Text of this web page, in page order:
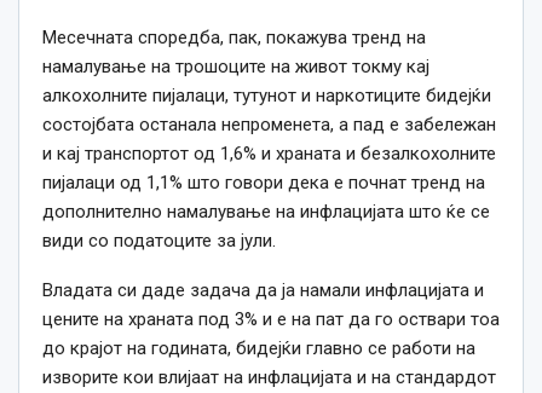
Месечната споредба, пак, покажува тренд на
намалување на трошоците на живот токму кај
алкохолните пијалаци, тутунот и наркотиците бидејќи
состојбата останала непроменета, а пад е забележан
и кај транспортот од 1,6% и храната и безалкохолните
пијалаци од 1,1% што говори дека е почнат тренд на
дополнително намалување на инфлацијата што ќе се
види со податоците за јули.
Владата си даде задача да ја намали инфлацијата и
цените на храната под 3% и е на пат да го оствари тоа
до крајот на годината, бидејќи главно се работи на
изворите кои влијаат на инфлацијата и на стандардот